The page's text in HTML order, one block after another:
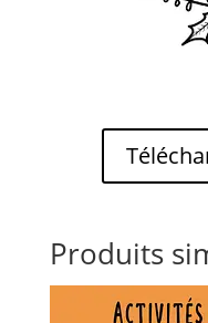
Produits